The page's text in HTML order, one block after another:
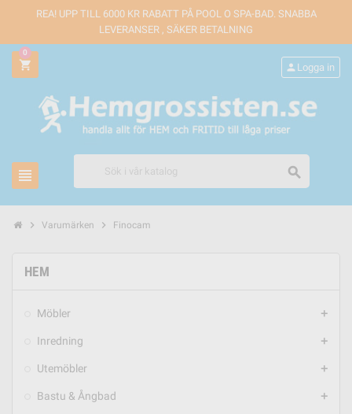
REA! UPP TILL 6000 KR RABATT PÅ POOL O SPA-BAD. SNABBA
LEVERANSER , SÄKER BETALNING
shopping_cart
0
view_headline search
person Logga in
chevron_right Varumärken chevron_right Finocam
HEM
Möbler add
Inredning add
Utemöbler add
Bastu & Ångbad add